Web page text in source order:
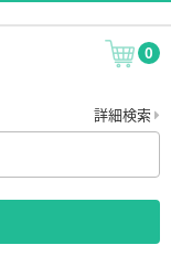
0
詳細検索